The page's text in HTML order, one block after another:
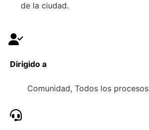
de la ciudad.
Dirigido a
Comunidad, Todos los procesos